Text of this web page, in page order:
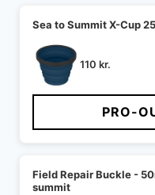
Sea to Summit X-Cup
110 kr.
PRO-
Field Repair Buckle -
summit